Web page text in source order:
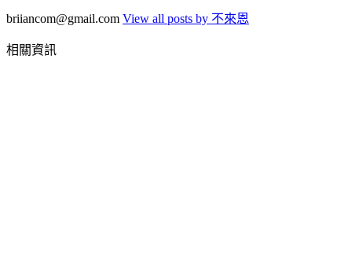
briiancom@gmail.com View all posts by 不來恩
相關資訊